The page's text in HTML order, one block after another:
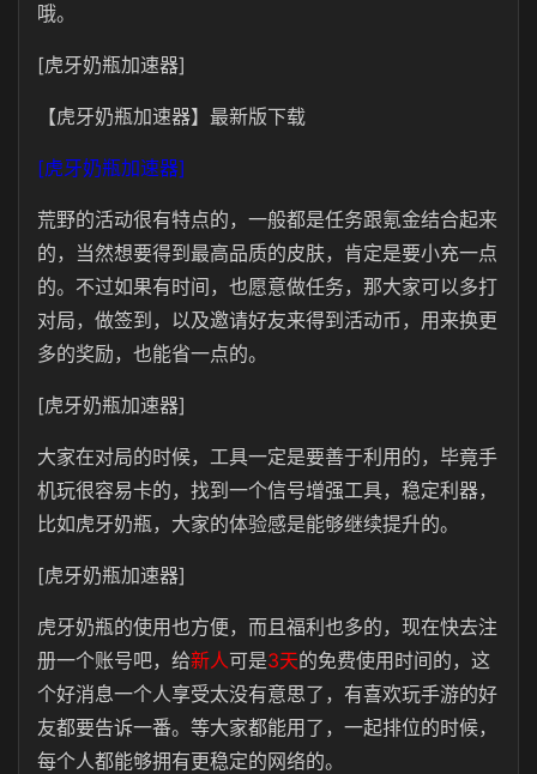
哦。
[虎牙奶瓶加速器]
【虎牙奶瓶加速器】最新版下载
[虎牙奶瓶加速器]
荒野的活动很有特点的，一般都是任务跟氪金结合起来
的，当然想要得到最高品质的皮肤，肯定是要小充一点
的。不过如果有时间，也愿意做任务，那大家可以多打
对局，做签到，以及邀请好友来得到活动币，用来换更
多的奖励，也能省一点的。
[虎牙奶瓶加速器]
大家在对局的时候，工具一定是要善于利用的，毕竟手
机玩很容易卡的，找到一个信号增强工具，稳定利器，
比如虎牙奶瓶，大家的体验感是能够继续提升的。
[虎牙奶瓶加速器]
虎牙奶瓶的使用也方便，而且福利也多的，现在快去注
册一个账号吧，给新人可是3天的免费使用时间的，这
个好消息一个人享受太没有意思了，有喜欢玩手游的好
友都要告诉一番。等大家都能用了，一起排位的时候，
每个人都能够拥有更稳定的网络的。